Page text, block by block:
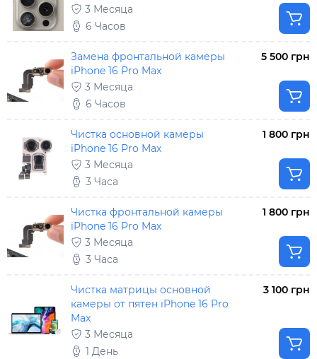
3 Месяца
6 Часов
Замена фронтальной камеры
iPhone 16 Pro Max
3 Месяца
5 500 грн
6 Часов
Чистка основной камеры
iPhone 16 Pro Max
3 Месяца
1 800 грн
3 Часа
Чистка фронтальной камеры
iPhone 16 Pro Max
3 Месяца
1 800 грн
3 Часа
Чистка матрицы основной
камеры от пятен iPhone 16 Pro
Max
3 Месяца
3 100 грн
1 День